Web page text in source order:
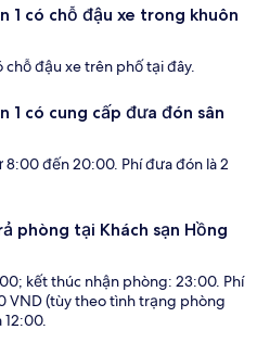
1 có chỗ đậu xe trong khuôn
đậu xe trên phố tại đây.
1 có cung cấp đưa đón sân
8:00 đến 20:00. Phí đưa đón là 2
phòng tại Khách sạn Hồng
kết thúc nhận phòng: 23:00. Phí
VND (tùy theo tình trạng phòng